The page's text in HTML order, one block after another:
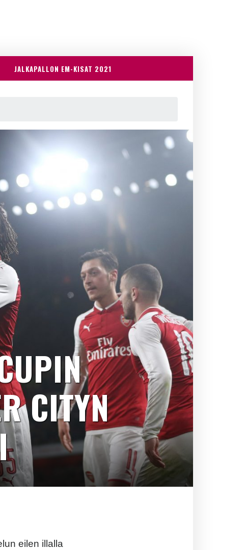
JALKAPALLON EM-KISAT 2021
CITYN
eilen illalla